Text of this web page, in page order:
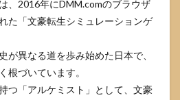
、2016年にDMM.comのブラウザ
た「文豪転生シミュレーションゲ
が異なる道を歩み始めた日本で、
根づいています。
つ「アルケミスト」として、文豪